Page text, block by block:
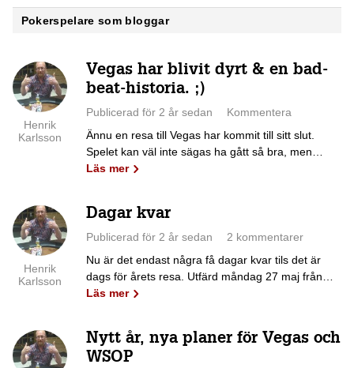
Pokerspelare som bloggar
Henrik
Karlsson
Vegas har blivit dyrt & en bad-
beat-historia. ;)
Publicerad för 2 år sedan
Kommentera
Ännu en resa till Vegas har kommit till sitt slut.
Spelet kan väl inte sägas ha gått så bra, men…
Läs mer
Henrik
Karlsson
Dagar kvar
Publicerad för 2 år sedan
2 kommentarer
Nu är det endast några få dagar kvar tils det är
dags för årets resa. Utfärd måndag 27 maj från…
Läs mer
Nytt år, nya planer för Vegas och
WSOP